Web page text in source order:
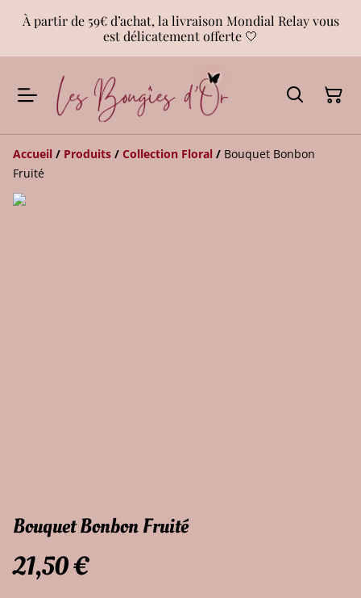
À partir de 59€ d’achat, la livraison Mondial Relay vous
est délicatement offerte 🤍
Accueil / Produits / Collection Floral / Bouquet Bonbon
Fruité
Bouquet Bonbon Fruité
21,50 €